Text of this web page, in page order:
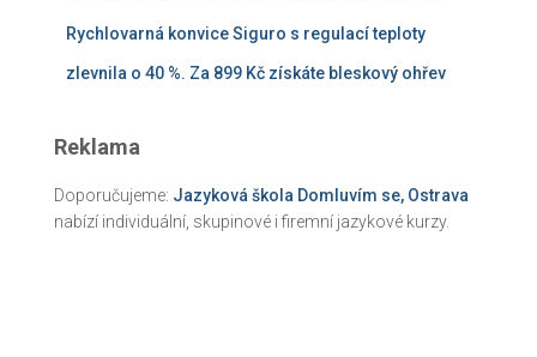
Rychlovarná konvice Siguro s regulací teploty
zlevnila o 40 %. Za 899 Kč získáte bleskový ohřev
Reklama
Doporučujeme: Jazyková škola Domluvím se, Ostrava
nabízí individuální, skupinové i firemní jazykové kurzy.